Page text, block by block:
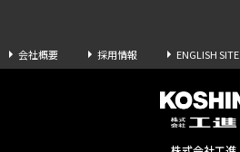
会社概要 採用情報 ENGLISH SITE